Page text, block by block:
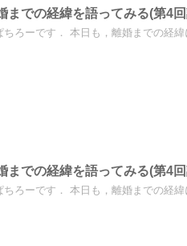
までの経緯を語ってみる(第4
ちろーです． 本日も，離婚までの経
までの経緯を語ってみる(第4
ちろーです． 本日も，離婚までの経